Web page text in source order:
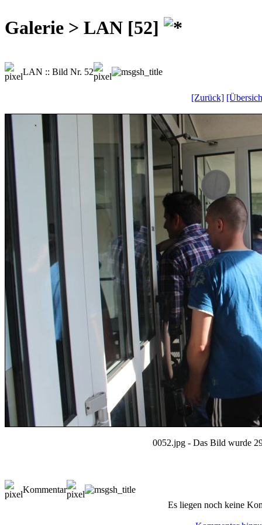
Galerie > LAN [52]
LAN :: Bild Nr. 52
[Zurück]
0052.jpg - Das Bild wurde
Kommentar
Es liegen noch keine